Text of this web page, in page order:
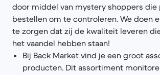
door middel van mystery shoppers
bestellen om te controleren. We doen
te zorgen dat zij de kwaliteit leveren
het vaandel hebben staan!
Bij Back Market vind je een groot
producten. Dit assortiment